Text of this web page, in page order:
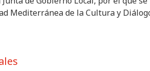
Mediterránea de la Cultura y